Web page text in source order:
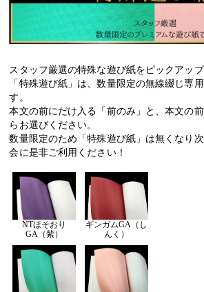
スタッフ厳選の特殊な遊び紙をピックアップ
「特殊遊び紙」は、数量限定の無線綴じ専
す。
本文の前にだけ入る「前のみ」と、本文の
らお選びください。
数量限定のため「特殊遊び紙」は無くなり
会に是非ご利用ください！
NTほそおり
GA（紫）
ギンガムGA（し
んく）